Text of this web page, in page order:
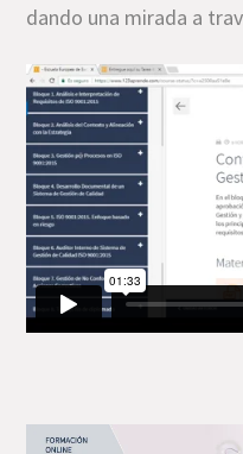
dando una mirada a